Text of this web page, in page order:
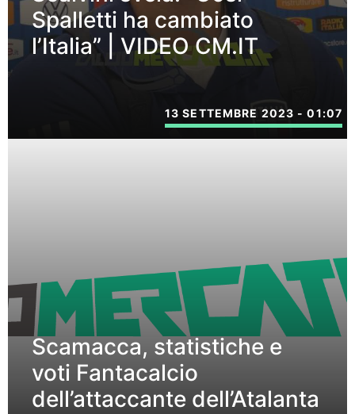
Spalletti ha cambiato
l’Italia” | VIDEO CM.IT
13 SETTEMBRE 2023 - 01:07
Scamacca, statistiche e
voti Fantacalcio
dell’attaccante dell’Atalanta